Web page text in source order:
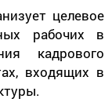
целевое
рабочих в
кадрового
входящих в